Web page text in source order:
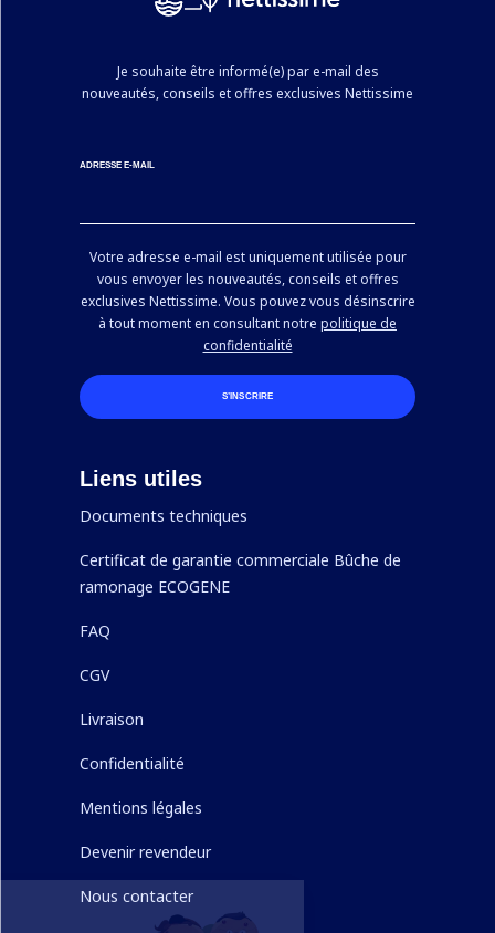
Je souhaite être informé(e) par e-mail des
nouveautés, conseils et offres exclusives Nettissime
ADRESSE E-MAIL
Votre adresse e-mail est uniquement utilisée pour
vous envoyer les nouveautés, conseils et offres
exclusives Nettissime. Vous pouvez vous désinscrire
à tout moment en consultant notre politique de
confidentialité
S’INSCRIRE
Liens utiles
Documents techniques
Certificat de garantie commerciale Bûche de
ramonage ECOGENE
FAQ
CGV
Livraison
Confidentialité
Mentions légales
Devenir revendeur
Nous contacter